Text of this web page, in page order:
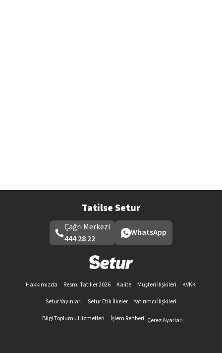
Tatilse Setur
Çağrı Merkezi
444 28 22
WhatsApp
Hakkımızda Resmi Tatiller 2026 Kalite Müşteri İlişkileri
KVKK
Setur Yayınları
Setur Etik İlkeler
Yatırımcı İlişkileri
Bilgi Toplumu Hizmetleri
İşlem Rehberi Çerez Ayarları